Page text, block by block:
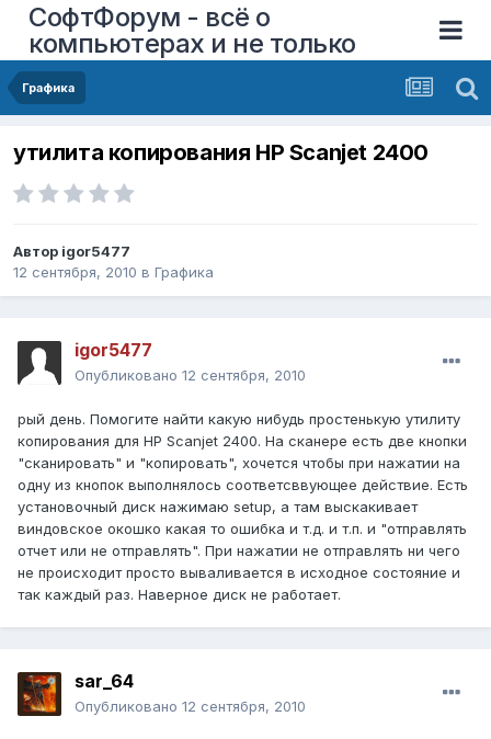
СофтФорум - всё о
компьютерах и не только
Графика
утилита копирования HP Scanjet 2400
Автор igor5477
12 сентября, 2010 в Графика
igor5477
Опубликовано 12 сентября, 2010
рый день. Помогите найти какую нибудь простенькую утилиту
копирования для HP Scanjet 2400. На сканере есть две кнопки
"сканировать" и "копировать", хочется чтобы при нажатии на
одну из кнопок выполнялось соответсввующее действие. Есть
установочный диск нажимаю setup, а там выскакивает
виндовское окошко какая то ошибка и т.д. и т.п. и "отправлять
отчет или не отправлять". При нажатии не отправлять ни чего
не происходит просто вываливается в исходное состояние и
так каждый раз. Наверное диск не работает.
sar_64
Опубликовано 12 сентября, 2010